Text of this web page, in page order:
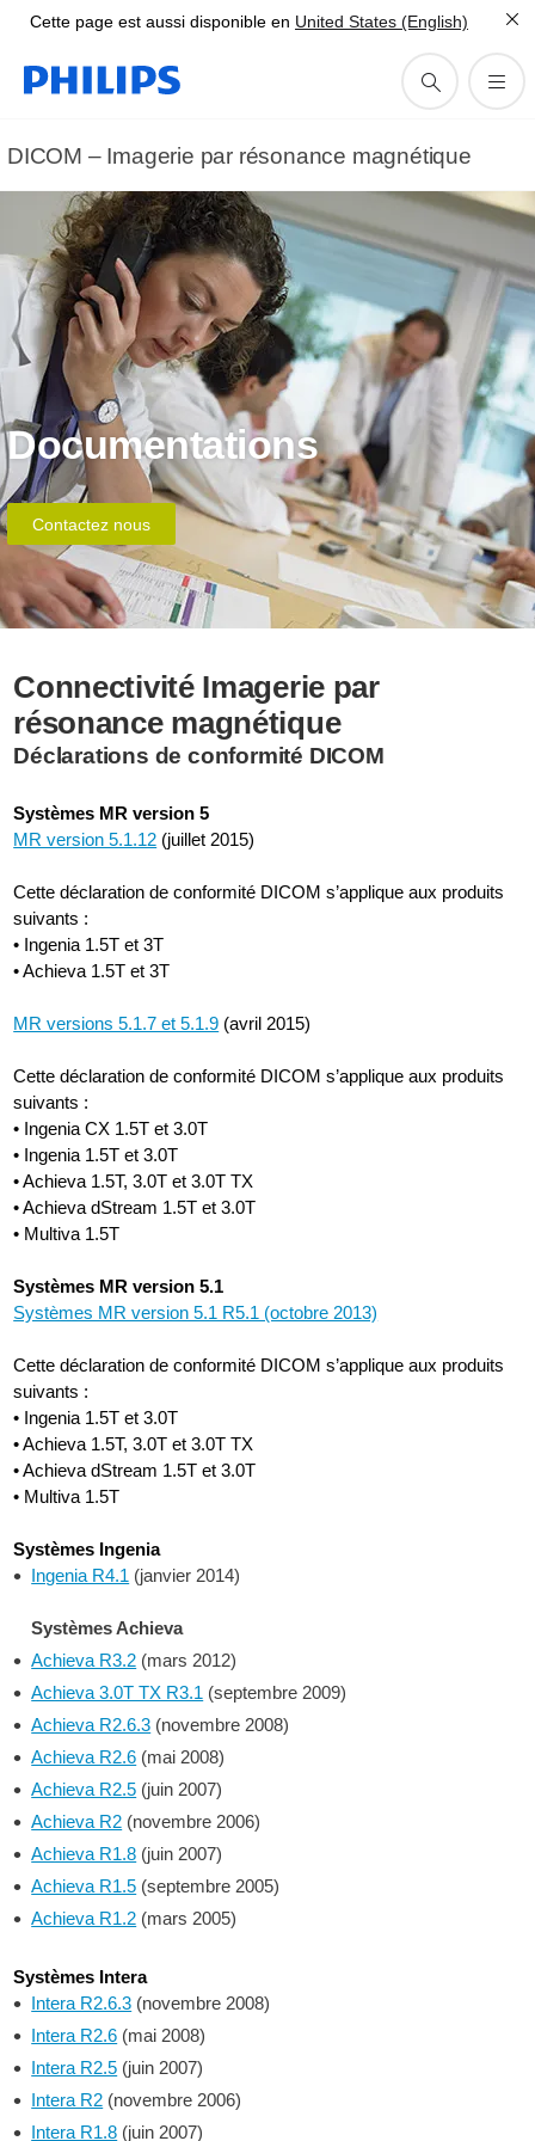
Cette page est aussi disponible en United States (English)
DICOM – Imagerie par résonance magnétique
Documentations
Contactez nous
Connectivité Imagerie par
résonance magnétique
Déclarations de conformité DICOM
Systèmes MR version 5
MR version 5.1.12 (juillet 2015)
Cette déclaration de conformité DICOM s’applique aux produits
suivants :
• Ingenia 1.5T et 3T
• Achieva 1.5T et 3T
MR versions 5.1.7 et 5.1.9 (avril 2015)
Cette déclaration de conformité DICOM s’applique aux produits
suivants :
• Ingenia CX 1.5T et 3.0T
• Ingenia 1.5T et 3.0T
• Achieva 1.5T, 3.0T et 3.0T TX
• Achieva dStream 1.5T et 3.0T
• Multiva 1.5T
Systèmes MR version 5.1
Systèmes MR version 5.1 R5.1 (octobre 2013)
Cette déclaration de conformité DICOM s’applique aux produits
suivants :
• Ingenia 1.5T et 3.0T
• Achieva 1.5T, 3.0T et 3.0T TX
• Achieva dStream 1.5T et 3.0T
• Multiva 1.5T
Systèmes Ingenia
Ingenia R4.1 (janvier 2014)
Systèmes Achieva
Achieva R3.2 (mars 2012)
Achieva 3.0T TX R3.1 (septembre 2009)
Achieva R2.6.3 (novembre 2008)
Achieva R2.6 (mai 2008)
Achieva R2.5 (juin 2007)
Achieva R2 (novembre 2006)
Achieva R1.8 (juin 2007)
Achieva R1.5 (septembre 2005)
Achieva R1.2 (mars 2005)
Systèmes Intera
Intera R2.6.3 (novembre 2008)
Intera R2.6 (mai 2008)
Intera R2.5 (juin 2007)
Intera R2 (novembre 2006)
Intera R1.8 (juin 2007)